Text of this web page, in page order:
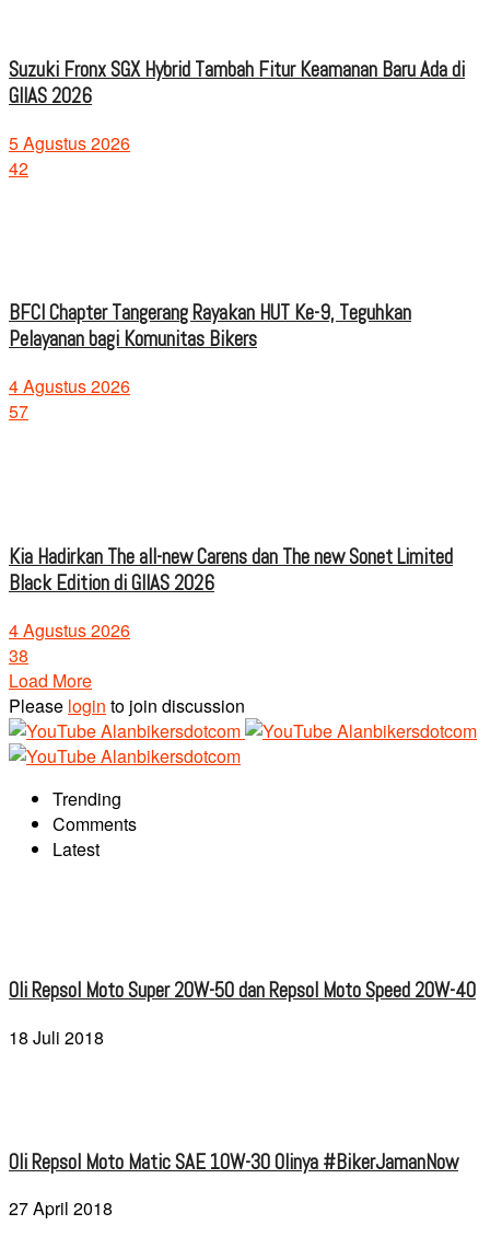
Suzuki Fronx SGX Hybrid Tambah Fitur Keamanan Baru Ada di
GIIAS 2026
5 Agustus 2026
42
BFCI Chapter Tangerang Rayakan HUT Ke-9, Teguhkan
Pelayanan bagi Komunitas Bikers
4 Agustus 2026
57
Kia Hadirkan The all-new Carens dan The new Sonet Limited
Black Edition di GIIAS 2026
4 Agustus 2026
38
Load More
Please login to join discussion
Trending
Comments
Latest
Oli Repsol Moto Super 20W-50 dan Repsol Moto Speed 20W-40
18 Juli 2018
Oli Repsol Moto Matic SAE 10W-30 Olinya #BikerJamanNow
27 April 2018